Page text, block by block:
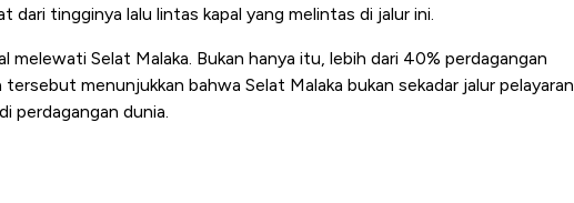
dari tingginya lalu lintas kapal yang melintas di jalur ini.
melewati Selat Malaka. Bukan hanya itu, lebih dari 40% perdagangan
menunjukkan bahwa Selat Malaka bukan sekadar jalur pelayaran
perdagangan dunia.